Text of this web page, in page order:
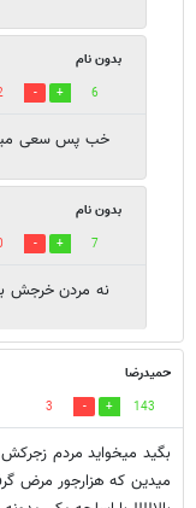
بدون نام
6
خب پس سعی
بدون نام
7
نه مردن خرجش
حميدرضا
143
3
بگيد ميخوايد مردم
ميدين كه هزارجور مرض